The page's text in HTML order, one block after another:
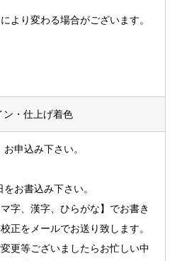
より変わる場合がございます。
ン・仕上げ着色
申込み下さい。
お書込み下さい。
字、漢字、ひらがな】でお書き
正をメールでお送り致します。
更等ございましたらお忙しい中